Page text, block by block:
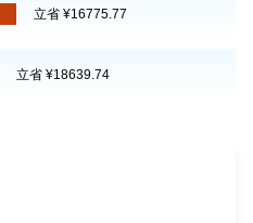
立省 ¥16775.77
立省 ¥18639.74